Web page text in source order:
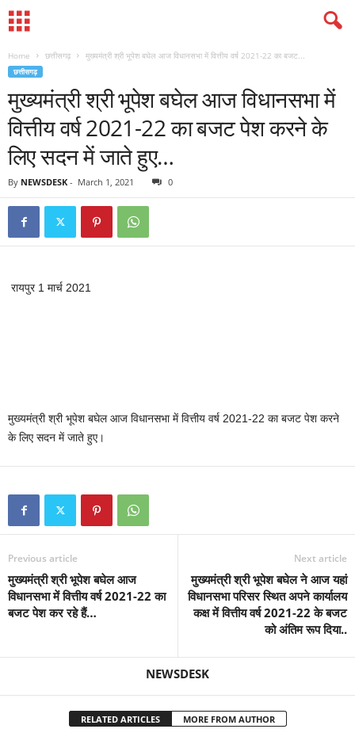
Home छत्तीसगढ़ मुख्यमंत्री श्री भूपेश बघेल आज विधानसभा में वित्तीय वर्ष 2021-22 का बजट...
छत्तीसगढ़
मुख्यमंत्री श्री भूपेश बघेल आज विधानसभा में
वित्तीय वर्ष 2021-22 का बजट पेश करने के
लिए सदन में जाते हुए…
By NEWSDESK - March 1, 2021 0
रायपुर 1 मार्च 2021
मुख्यमंत्री श्री भूपेश बघेल आज विधानसभा में वित्तीय वर्ष 2021-22 का बजट पेश करने
के लिए सदन में जाते हुए।
Previous article
मुख्यमंत्री श्री भूपेश बघेल आज
विधानसभा में वित्तीय वर्ष 2021-22 का
बजट पेश कर रहे हैं…
Next article
मुख्यमंत्री श्री भूपेश बघेल ने आज यहां
विधानसभा परिसर स्थित अपने कार्यालय
कक्ष में वित्तीय वर्ष 2021-22 के बजट
को अंतिम रूप दिया..
NEWSDESK
RELATED ARTICLES MORE FROM AUTHOR